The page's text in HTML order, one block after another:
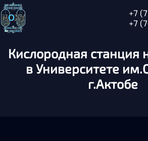
+7
+7
Главная
О
компании
Кислородная станция
в Университете
г.Актобе